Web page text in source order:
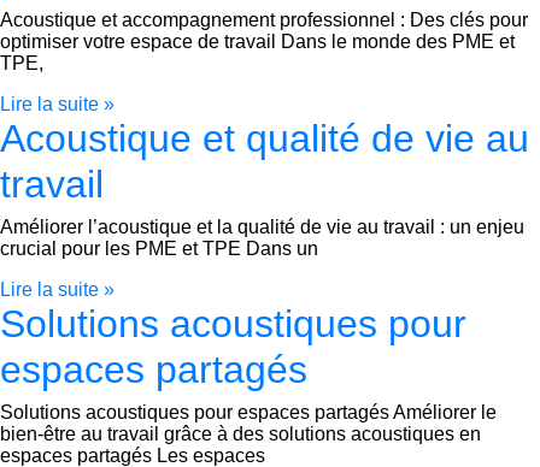
Acoustique et accompagnement professionnel : Des clés pour
optimiser votre espace de travail Dans le monde des PME et
TPE,
Lire la suite »
Acoustique et qualité de vie au
travail
Améliorer l’acoustique et la qualité de vie au travail : un enjeu
crucial pour les PME et TPE Dans un
Lire la suite »
Solutions acoustiques pour
espaces partagés
Solutions acoustiques pour espaces partagés Améliorer le
bien-être au travail grâce à des solutions acoustiques en
espaces partagés Les espaces